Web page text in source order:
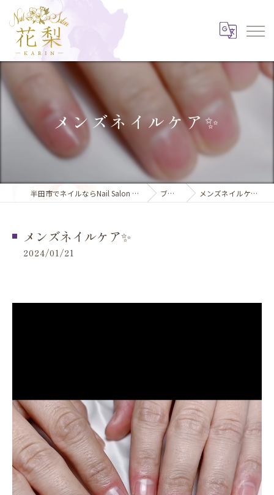
メンズネイルケア✨️
半田市でネイルならNail Salon 花梨 ブログ メンズネイルケア✨️
メンズネイルケア✨️
2024/01/21